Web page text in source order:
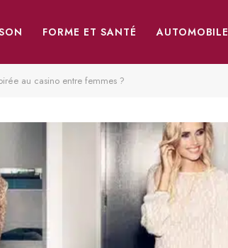
FORME ET SANTÉ AUTOMOBILE
au casino entre femmes ?